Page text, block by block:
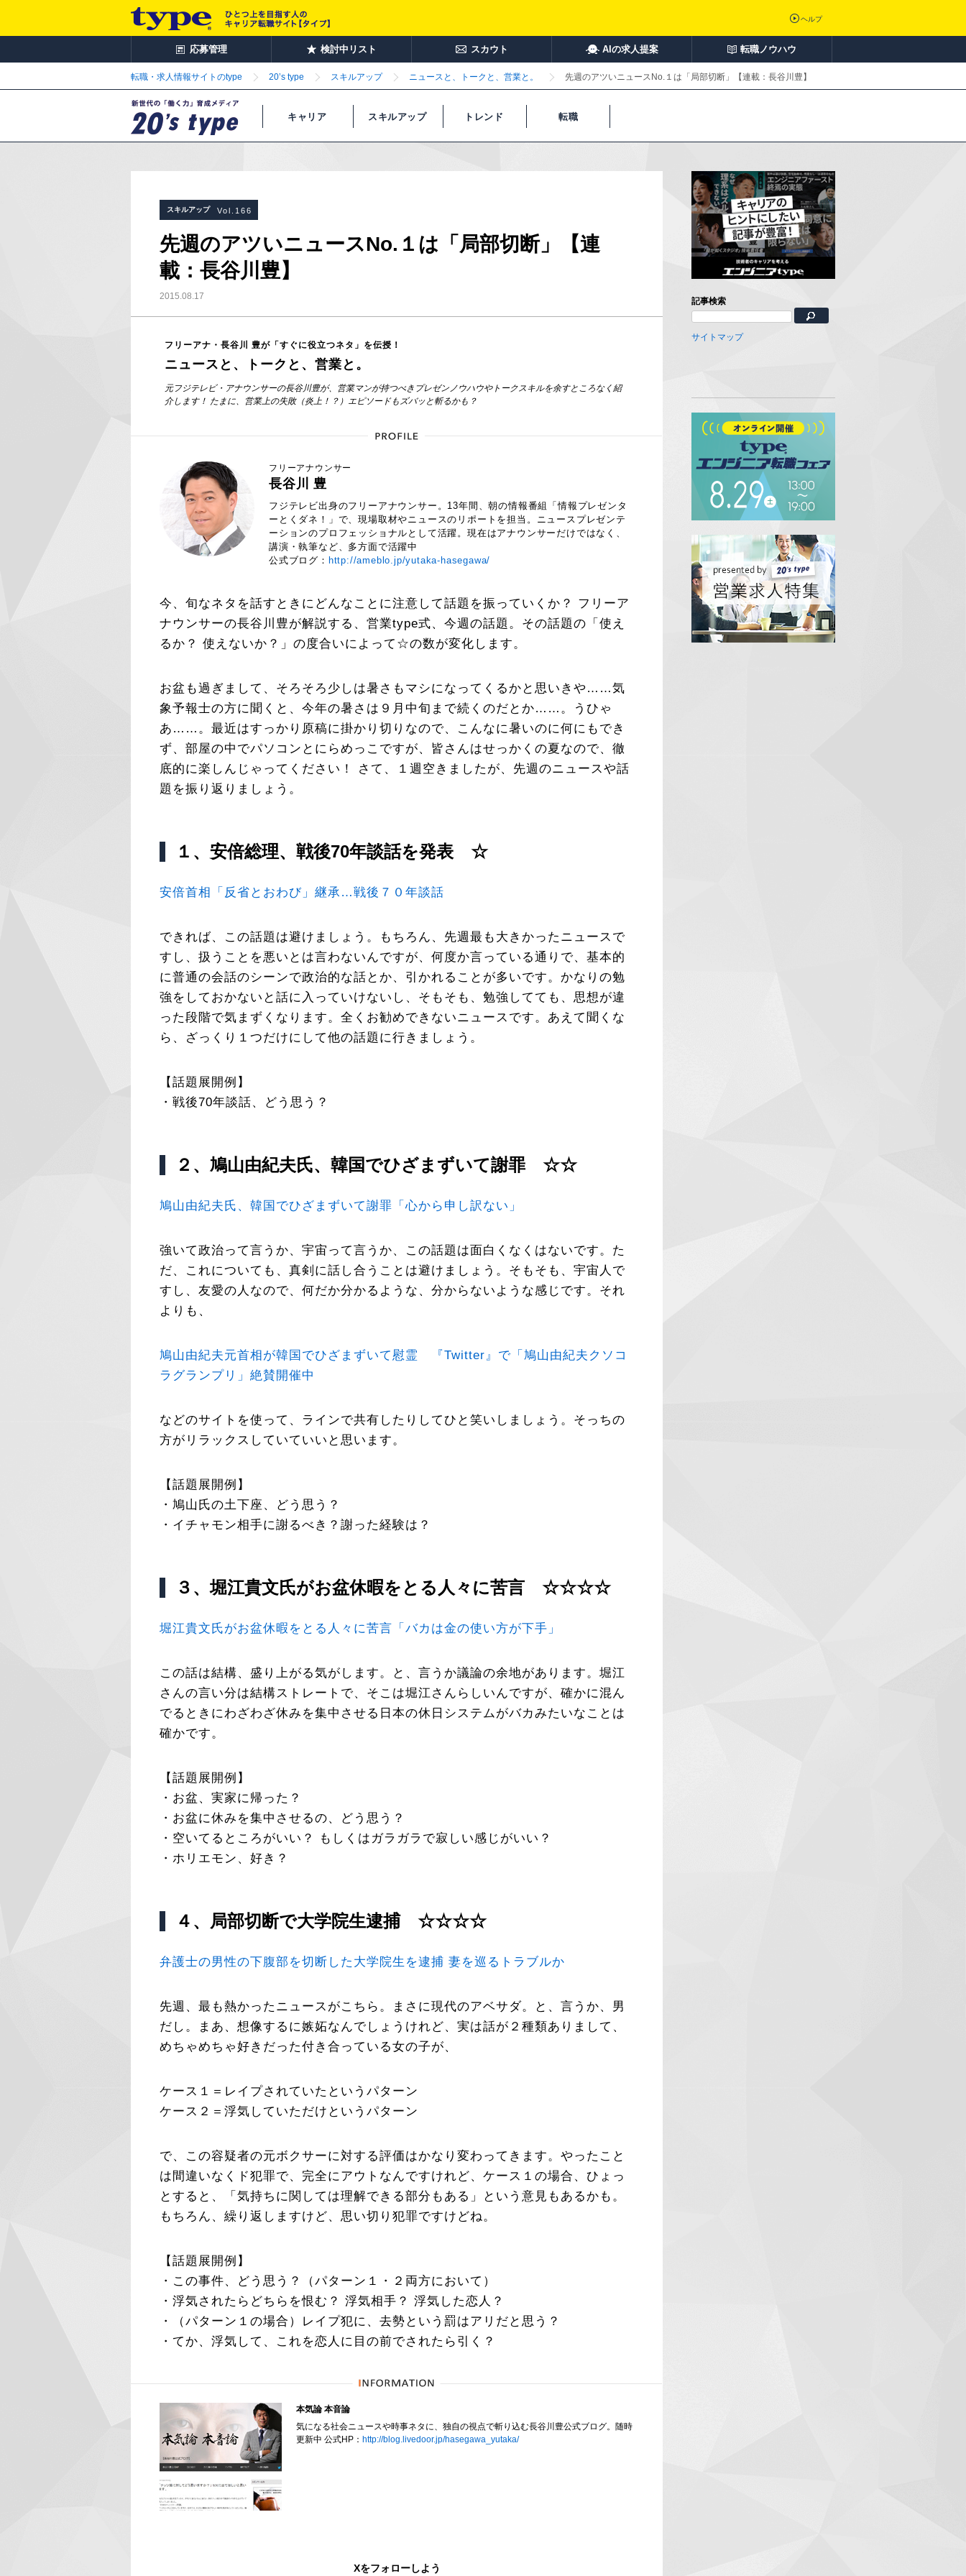
ヘルプ
応募管理 検討中リスト スカウト AIの求人提案 転職ノウハウ
転職・求人情報サイトのtype 20’s type スキルアップ ニュースと、トークと、営業と。 先週のアツいニュースNo.１は「局部切断」【連載：長谷川豊】
キャリア スキルアップ トレンド 転職
スキルアップ Vol.166
先週のアツいニュースNo.１は「局部切断」【連
載：長谷川豊】
2015.08.17
フリーアナ・長谷川 豊が「すぐに役立つネタ」を伝授！
ニュースと、トークと、営業と。
元フジテレビ・アナウンサーの長谷川豊が、営業マンが持つべきプレゼンノウハウやトークスキルを余すところなく紹
介します！ たまに、営業上の失敗（炎上！？）エピソードもズバッと斬るかも？
フリーアナウンサー
長谷川 豊
フジテレビ出身のフリーアナウンサー。13年間、朝の情報番組「情報プレゼンタ
ーとくダネ！」で、現場取材やニュースのリポートを担当。ニュースプレゼンテ
ーションのプロフェッショナルとして活躍。現在はアナウンサーだけではなく、
講演・執筆など、多方面で活躍中
公式ブログ： http://ameblo.jp/yutaka-hasegawa/
今、旬なネタを話すときにどんなことに注意して話題を振っていくか？ フリーア
ナウンサーの長谷川豊が解説する、営業type式、今週の話題。その話題の「使え
るか？ 使えないか？」の度合いによって☆の数が変化します。
お盆も過ぎまして、そろそろ少しは暑さもマシになってくるかと思いきや……気
象予報士の方に聞くと、今年の暑さは９月中旬まで続くのだとか……。うひゃ
あ……。最近はすっかり原稿に掛かり切りなので、こんなに暑いのに何にもでき
ず、部屋の中でパソコンとにらめっこですが、皆さんはせっかくの夏なので、徹
底的に楽しんじゃってください！ さて、１週空きましたが、先週のニュースや話
題を振り返りましょう。
１、安倍総理、戦後70年談話を発表 ☆
安倍首相「反省とおわび」継承…戦後７０年談話
できれば、この話題は避けましょう。もちろん、先週最も大きかったニュースで
すし、扱うことを悪いとは言わないんですが、何度か言っている通りで、基本的
に普通の会話のシーンで政治的な話とか、引かれることが多いです。かなりの勉
強をしておかないと話に入っていけないし、そもそも、勉強してても、思想が違
った段階で気まずくなります。全くお勧めできないニュースです。あえて聞くな
ら、ざっくり１つだけにして他の話題に行きましょう。
【話題展開例】
・戦後70年談話、どう思う？
２、鳩山由紀夫氏、韓国でひざまずいて謝罪 ☆☆
鳩山由紀夫氏、韓国でひざまずいて謝罪「心から申し訳ない」
強いて政治って言うか、宇宙って言うか、この話題は面白くなくはないです。た
だ、これについても、真剣に話し合うことは避けましょう。そもそも、宇宙人で
すし、友愛の人なので、何だか分かるような、分からないような感じです。それ
よりも、
鳩山由紀夫元首相が韓国でひざまずいて慰霊 『Twitter』で「鳩山由紀夫クソコ
ラグランプリ」絶賛開催中
などのサイトを使って、ラインで共有したりしてひと笑いしましょう。そっちの
方がリラックスしていていいと思います。
【話題展開例】
・鳩山氏の土下座、どう思う？
・イチャモン相手に謝るべき？謝った経験は？
３、堀江貴文氏がお盆休暇をとる人々に苦言 ☆☆☆☆
堀江貴文氏がお盆休暇をとる人々に苦言「バカは金の使い方が下手」
この話は結構、盛り上がる気がします。と、言うか議論の余地があります。堀江
さんの言い分は結構ストレートで、そこは堀江さんらしいんですが、確かに混ん
でるときにわざわざ休みを集中させる日本の休日システムがバカみたいなことは
確かです。
【話題展開例】
・お盆、実家に帰った？
・お盆に休みを集中させるの、どう思う？
・空いてるところがいい？ もしくはガラガラで寂しい感じがいい？
・ホリエモン、好き？
４、局部切断で大学院生逮捕 ☆☆☆☆
弁護士の男性の下腹部を切断した大学院生を逮捕 妻を巡るトラブルか
先週、最も熱かったニュースがこちら。まさに現代のアベサダ。と、言うか、男
だし。まあ、想像するに嫉妬なんでしょうけれど、実は話が２種類ありまして、
めちゃめちゃ好きだった付き合っている女の子が、
ケース１＝レイプされていたというパターン
ケース２＝浮気していただけというパターン
で、この容疑者の元ボクサーに対する評価はかなり変わってきます。やったこと
は間違いなくド犯罪で、完全にアウトなんですけれど、ケース１の場合、ひょっ
とすると、「気持ちに関しては理解できる部分もある」という意見もあるかも。
もちろん、繰り返しますけど、思い切り犯罪ですけどね。
【話題展開例】
・この事件、どう思う？（パターン１・２両方において）
・浮気されたらどちらを恨む？ 浮気相手？ 浮気した恋人？
・（パターン１の場合）レイプ犯に、去勢という罰はアリだと思う？
・てか、浮気して、これを恋人に目の前でされたら引く？
本気論 本音論
気になる社会ニュースや時事ネタに、独自の視点で斬り込む長谷川豊公式ブログ。随時
更新中 公式HP： http://blog.livedoor.jp/hasegawa_yutaka/
Xをフォローしよう
記事検索
サイトマップ